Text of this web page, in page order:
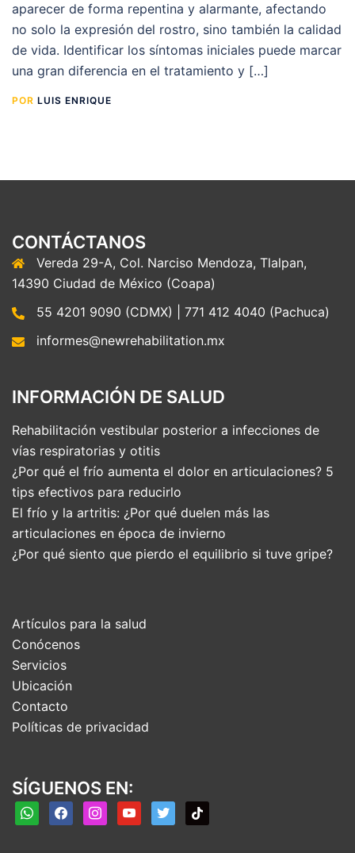
aparecer de forma repentina y alarmante, afectando
no solo la expresión del rostro, sino también la calidad
de vida. Identificar los síntomas iniciales puede marcar
una gran diferencia en el tratamiento y […]
POR LUIS ENRIQUE
CONTÁCTANOS
Vereda 29-A, Col. Narciso Mendoza, Tlalpan,
14390 Ciudad de México (Coapa)
55 4201 9090 (CDMX) | 771 412 4040 (Pachuca)
informes@newrehabilitation.mx
INFORMACIÓN DE SALUD
Rehabilitación vestibular posterior a infecciones de
vías respiratorias y otitis
¿Por qué el frío aumenta el dolor en articulaciones? 5
tips efectivos para reducirlo
El frío y la artritis: ¿Por qué duelen más las
articulaciones en época de invierno
¿Por qué siento que pierdo el equilibrio si tuve gripe?
Artículos para la salud
Conócenos
Servicios
Ubicación
Contacto
Políticas de privacidad
SÍGUENOS EN:
whatsappfacebookinstagramyoutubetwitter tiktok